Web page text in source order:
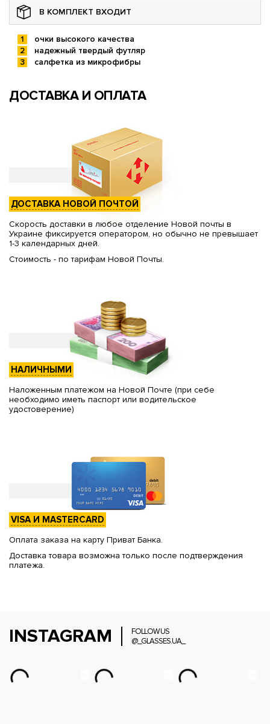
В КОМПЛЕКТ ВХОДИТ
очки высокого качества
надежный твердый футляр
салфетка из микрофибры
ДОСТАВКА И ОПЛАТА
ДОСТАВКА НОВОЙ ПОЧТОЙ
Скорость доставки в любое отделение Новой почты в
Украине фиксируется оператором, но обычно не превышает
1-3 календарных дней.
Стоимость - по тарифам Новой Почты.
НАЛИЧНЫМИ
Наложенным платежом на Новой Почте (при себе
необходимо иметь паспорт или водительское
удостоверение)
VISA И MASTERCARD
Оплата заказа на карту Приват Банка.
Доставка товара возможна только после подтверждения
платежа.
INSTAGRAM
FOLLOW US
@_GLASSES.UA_